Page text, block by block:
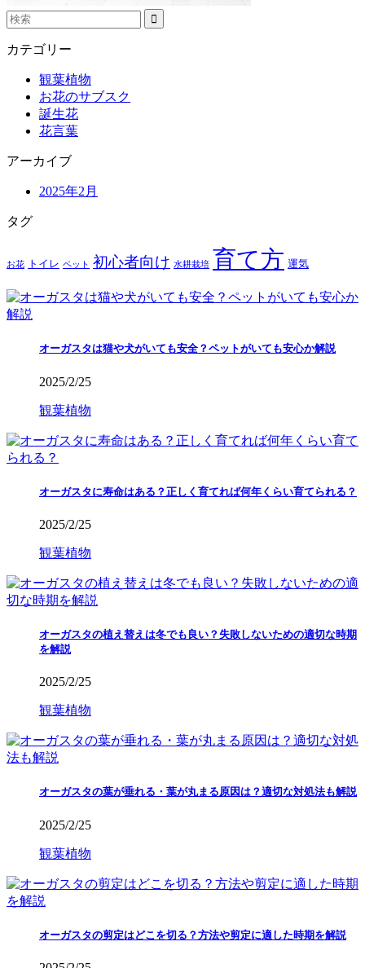
カテゴリー
観葉植物
お花のサブスク
誕生花
花言葉
アーカイブ
2025年2月
タグ
お花 トイレ ペット 初心者向け 水耕栽培 育て方 運気
オーガスタは猫や犬がいても安全？ペットがいても安心か解説
2025/2/25
観葉植物
オーガスタに寿命はある？正しく育てれば何年くらい育てられる？
2025/2/25
観葉植物
オーガスタの植え替えは冬でも良い？失敗しないための適切な時期
を解説
2025/2/25
観葉植物
オーガスタの葉が垂れる・葉が丸まる原因は？適切な対処法も解説
2025/2/25
観葉植物
オーガスタの剪定はどこを切る？方法や剪定に適した時期を解説